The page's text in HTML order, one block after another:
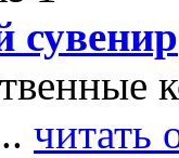
сувенир
читать